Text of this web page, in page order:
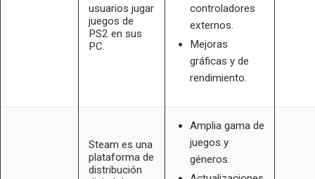
usuarios jugar
juegos de
PS2 en sus
PC.
controladores
externos.
Mejoras
gráficas y de
rendimiento.
Steam es una
plataforma de
distribución
Amplia gama de
juegos y
géneros.